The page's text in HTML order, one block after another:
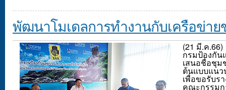
พัฒนาโมเดลการทำงานกับเครือข่าย
(21 มี.ค.66)
กรมป้องกัน
เสนอชื่อชุม
ต้นแบบแนว
เพื่อขอรับร
คณะกรรม